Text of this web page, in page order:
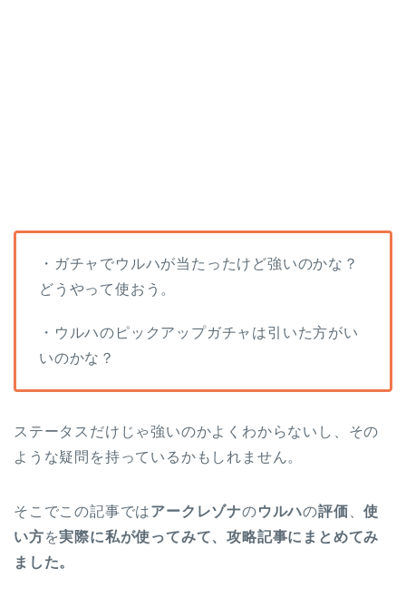
・ガチャでウルハが当たったけど強いのかな？
どうやって使おう。
・ウルハのピックアップガチャは引いた方がい
いのかな？
ステータスだけじゃ強いのかよくわからないし、その
ような疑問を持っているかもしれません。
そこでこの記事ではアークレゾナのウルハの評価 、使
い方を実際に私が使ってみて、攻略記事にまとめてみ
ました。